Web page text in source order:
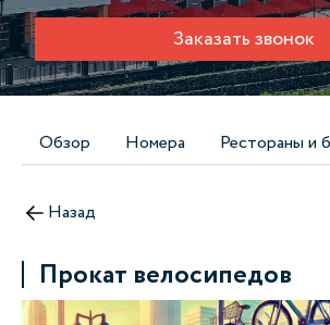
Заказать звонок
Обзор Номера Рестораны и
Назад
Прокат велосипедов